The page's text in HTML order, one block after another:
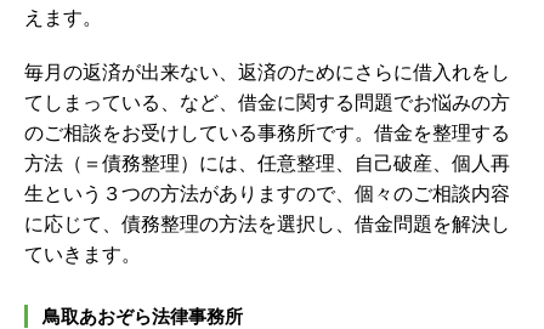
えます。
毎月の返済が出来ない、返済のためにさらに借入れをし
てしまっている、など、借金に関する問題でお悩みの方
のご相談をお受けしている事務所です。借金を整理する
方法（＝債務整理）には、任意整理、自己破産、個人再
生という３つの方法がありますので、個々のご相談内容
に応じて、債務整理の方法を選択し、借金問題を解決し
ていきます。
鳥取あおぞら法律事務所